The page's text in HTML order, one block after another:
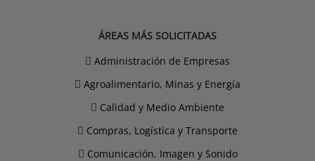
ÁREAS MÁS SOLICITADAS
Administración de Empresas
Agroalimentario, Minas y Energía
Calidad y Medio Ambiente
Compras, Logística y Transporte
Comunicación, Imagen y Sonido